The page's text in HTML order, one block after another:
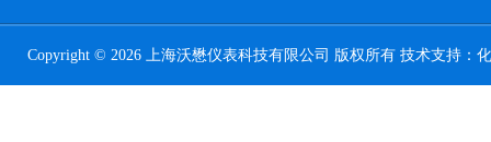
Copyright © 2026 上海沃懋仪表科技有限公司 版权所有 技术支持：